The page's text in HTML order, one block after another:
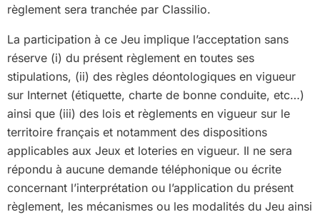
règlement sera tranchée par Classilio.
La participation à ce Jeu implique l’acceptation sans
réserve (i) du présent règlement en toutes ses
stipulations, (ii) des règles déontologiques en vigueur
sur Internet (étiquette, charte de bonne conduite, etc…)
ainsi que (iii) des lois et règlements en vigueur sur le
territoire français et notamment des dispositions
applicables aux Jeux et loteries en vigueur. Il ne sera
répondu à aucune demande téléphonique ou écrite
concernant l’interprétation ou l’application du présent
règlement, les mécanismes ou les modalités du Jeu ainsi